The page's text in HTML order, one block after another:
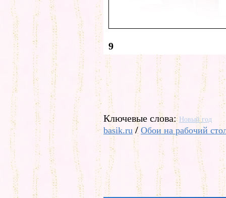
9
Ключевые слова: Новый год
basik.ru/Обои на рабочий